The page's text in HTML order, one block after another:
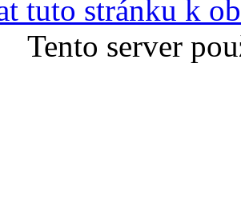
tuto stránku k
Tento server